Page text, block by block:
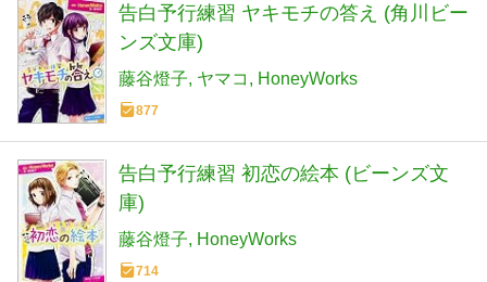
告白予行練習 ヤキモチの答え (角川ビー
ンズ文庫)
藤谷燈子 ヤマコ HoneyWorks
877
告白予行練習 初恋の絵本 (ビーンズ文
庫)
藤谷燈子 HoneyWorks
714